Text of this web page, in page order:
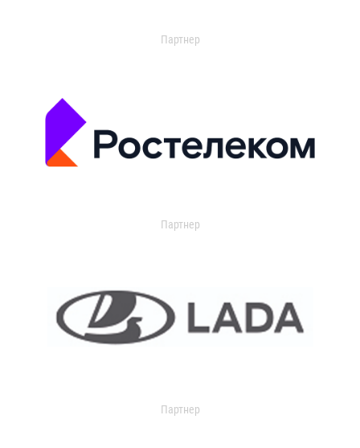
Партнер
Партнер
Партнер